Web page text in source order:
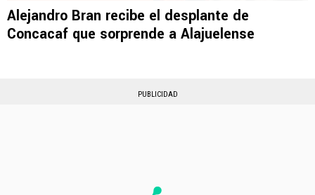
Alejandro Bran recibe el desplante de
Concacaf que sorprende a Alajuelense
PUBLICIDAD